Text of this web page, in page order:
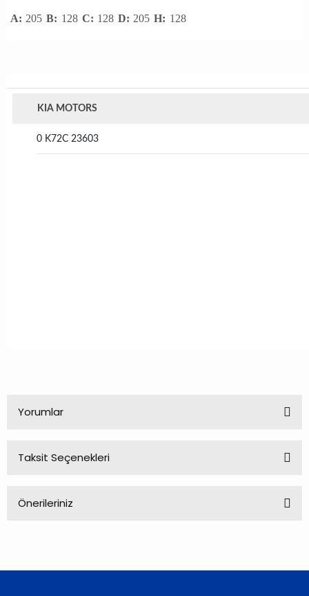
A: 205 B: 128 C: 128 D: 205 H: 128
KIA MOTORS
0 K72C 23603
Yorumlar
Taksit Seçenekleri
Önerileriniz